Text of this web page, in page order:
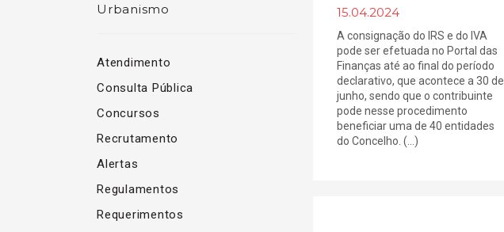
Urbanismo
Atendimento
Consulta Pública
Concursos
Recrutamento
Alertas
Regulamentos
Requerimentos
15.04.2024
A consignação do IRS e do IVA
pode ser efetuada no Portal das
Finanças até ao final do período
declarativo, que acontece a 30 de
junho, sendo que o contribuinte
pode nesse procedimento
beneficiar uma de 40 entidades
do Concelho. (...)